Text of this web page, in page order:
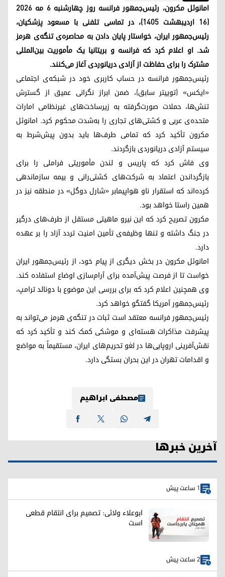
امانوئل مکرون، رئیس‌جمهور فرانسه روز چهارشنبه ۶ مه ۲۰۲۶
(۱۶ اردیبهشت ۱۴۰۵)، در تماسی تلفنی با مسعود پزشکیان،
رئیس‌جمهور ایران، خواستار پایان دادن به محاصره‌ی تنگه‌ی هرمز
شد. او اعلام کرد که فرانسه و بریتانیا یک مأموریت بین‌المللی
مشترک را برای حفاظت از آزادی دریانوردی آغاز می‌کنند.
رئیس‌جمهور فرانسه در حساب کاربری خود در شبکه‌ی اجتماعی
«ایکس» (توییتر سابق)، ضمن ابراز نگرانی عمیق از گسترش
تنش‌ها، حملات صورت‌گرفته به زیرساخت‌های غیرنظامی امارات
متحده‌ی عربی و کشتی‌های تجاری را به‌شدت محکوم کرد. امانوئل
مکرون تأکید کرد که تمامی طرف‌ها باید بدون پیش‌شرط به
سیستم آزادی دریانوردی بازگردند.
وی فاش کرد که پاریس و لندن مأموریتی فراملی را برای
بازگرداندن اعتماد به شرکت‌های کشتی‌رانی و بیمه سازماندهی
کرده‌اند که استقرار ناو هواپیمابر «شارل دوگل» در منطقه نیز در
همین راستا خواهد بود.
مکرون تصریح کرد که این نیرو ماهیتی مستقل از طرف‌های درگیر
در جنگ داشته و تنها وظیفه‌ی تأمین امنیت تردد آزاد را بر عهده
دارد.
امانوئل مکرون در بخش دیگری از پیام خود، از رئیس‌جمهور ایران
خواست تا از فرصت پیش‌آمده برای آرام‌سازی اوضاع استفاده کند.
وی همچنین اعلام کرد که برای بررسی این موضوع با دونالد ترامپ،
رئیس‌جمهور آمریکا گفتگو خواهد کرد.
رئیس‌جمهور فرانسه معتقد است ثبات در تنگه‌ی هرمز می‌تواند به
پیشرفت مذاکرات هسته‌ای و موشکی کمک کند و تأکید کرد که
نقش‌آفرینی اروپایی‌ها در لغو تحریم‌های ایران، مستقیماً به مواضع
و اقدامات تهران در این بحران بستگی دارد.
مصطفی ابراهیم
آخرین خبرها
1 ساعت پیش
ابوعلاء ولائی: تصمیم برای انتقام قطعی
است
2 ساعت پیش